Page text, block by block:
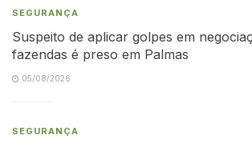
SEGURANÇA
Suspeito de aplicar golpes em
fazendas é preso em Palmas
05/08/2026
SEGURANÇA